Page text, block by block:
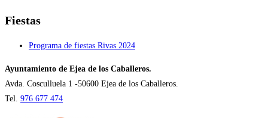
Fiestas
Programa de fiestas Rivas 2024
Ayuntamiento de Ejea de los Caballeros.
Avda. Cosculluela 1 -50600 Ejea de los Caballeros.
Tel. 976 677 474